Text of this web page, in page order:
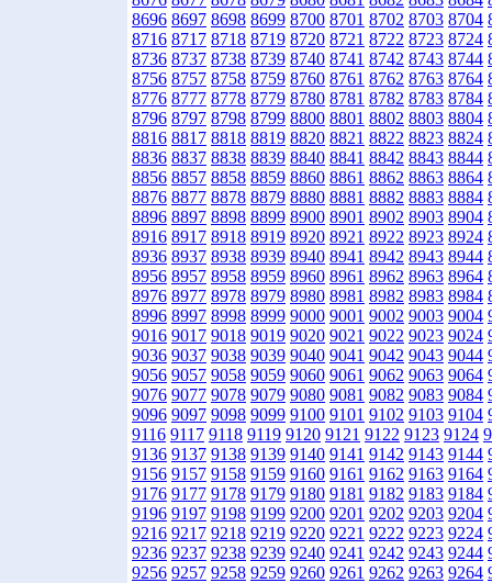
8696 8697 8698 8699 8700 8701 8702 8703 8704
8716 8717 8718 8719 8720 8721 8722 8723 8724
8736 8737 8738 8739 8740 8741 8742 8743 8744
8756 8757 8758 8759 8760 8761 8762 8763 8764
8776 8777 8778 8779 8780 8781 8782 8783 8784
8796 8797 8798 8799 8800 8801 8802 8803 8804
8816 8817 8818 8819 8820 8821 8822 8823 8824
8836 8837 8838 8839 8840 8841 8842 8843 8844
8856 8857 8858 8859 8860 8861 8862 8863 8864
8876 8877 8878 8879 8880 8881 8882 8883 8884
8896 8897 8898 8899 8900 8901 8902 8903 8904
8916 8917 8918 8919 8920 8921 8922 8923 8924
8936 8937 8938 8939 8940 8941 8942 8943 8944
8956 8957 8958 8959 8960 8961 8962 8963 8964
8976 8977 8978 8979 8980 8981 8982 8983 8984
8996 8997 8998 8999 9000 9001 9002 9003 9004
9016 9017 9018 9019 9020 9021 9022 9023 9024
9036 9037 9038 9039 9040 9041 9042 9043 9044
9056 9057 9058 9059 9060 9061 9062 9063 9064
9076 9077 9078 9079 9080 9081 9082 9083 9084
9096 9097 9098 9099 9100 9101 9102 9103 9104
9116 9117 9118 9119 9120 9121 9122 9123 9124
9136 9137 9138 9139 9140 9141 9142 9143 9144
9156 9157 9158 9159 9160 9161 9162 9163 9164
9176 9177 9178 9179 9180 9181 9182 9183 9184
9196 9197 9198 9199 9200 9201 9202 9203 9204
9216 9217 9218 9219 9220 9221 9222 9223 9224
9236 9237 9238 9239 9240 9241 9242 9243 9244
9256 9257 9258 9259 9260 9261 9262 9263 9264